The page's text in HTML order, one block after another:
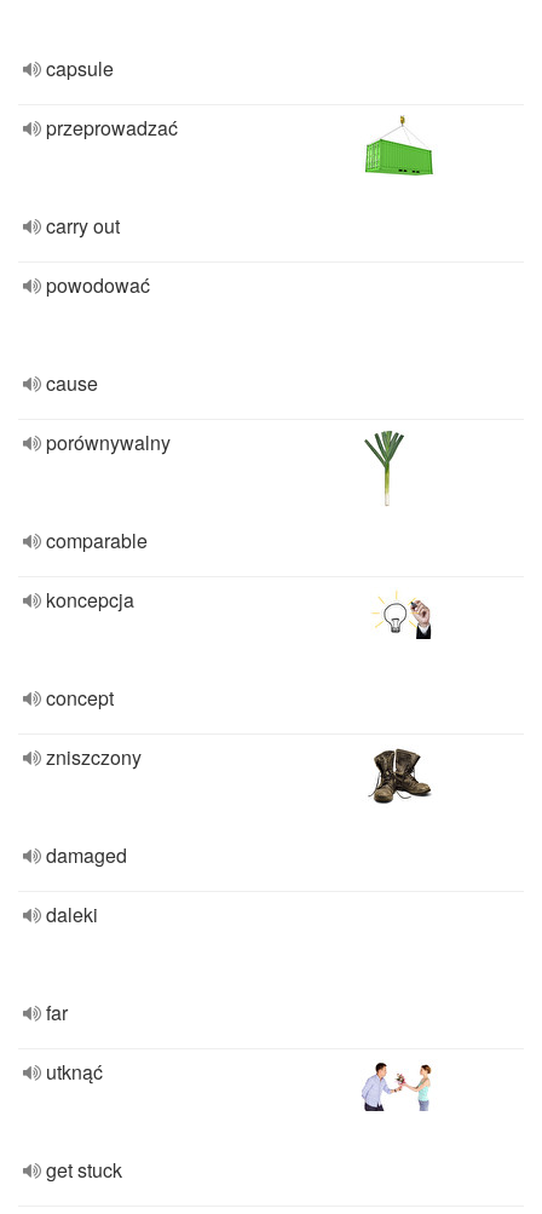
capsule
przeprowadzać
carry out
powodować
cause
porównywalny
comparable
koncepcja
concept
zniszczony
damaged
daleki
far
utknąć
get stuck